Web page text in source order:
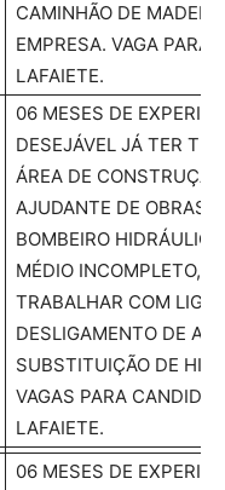
CAMINHÃO DE
EMPRESA. VAGA PARA
LAFAIETE.
06 MESES DE
DESEJÁVEL JÁ TER
ÁREA DE
AJUDANTE DE OBRAS,
BOMBEIRO
MÉDIO INCOMPLETO,
TRABALHAR COM
DESLIGAMENTO DE
SUBSTITUIÇÃO DE
VAGAS PARA
LAFAIETE.
06 MESES DE